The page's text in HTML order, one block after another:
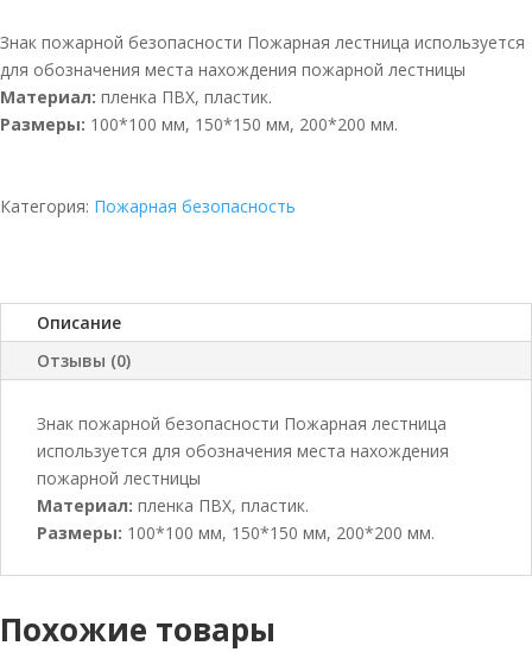
Знак пожарной безопасности Пожарная лестница используется
для обозначения места нахождения пожарной лестницы
Материал: пленка ПВХ, пластик.
Размеры: 100*100 мм, 150*150 мм, 200*200 мм.
Категория: Пожарная безопасность
Описание
Отзывы (0)
Знак пожарной безопасности Пожарная лестница
используется для обозначения места нахождения
пожарной лестницы
Материал: пленка ПВХ, пластик.
Размеры: 100*100 мм, 150*150 мм, 200*200 мм.
Похожие товары